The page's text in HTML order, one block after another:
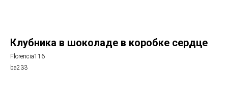
Клубника в шоколаде в коробке сердце
Florencia116
ba233